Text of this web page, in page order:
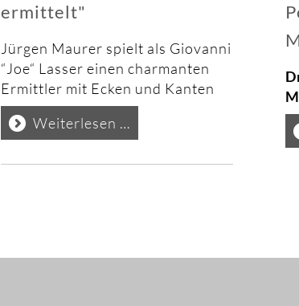
ermittelt"
Jürgen Maurer spielt als Giovanni
“Joe“ Lasser einen charmanten
Ermittler mit Ecken und Kanten
Weiterlesen …
"Lasser
ermittelt"